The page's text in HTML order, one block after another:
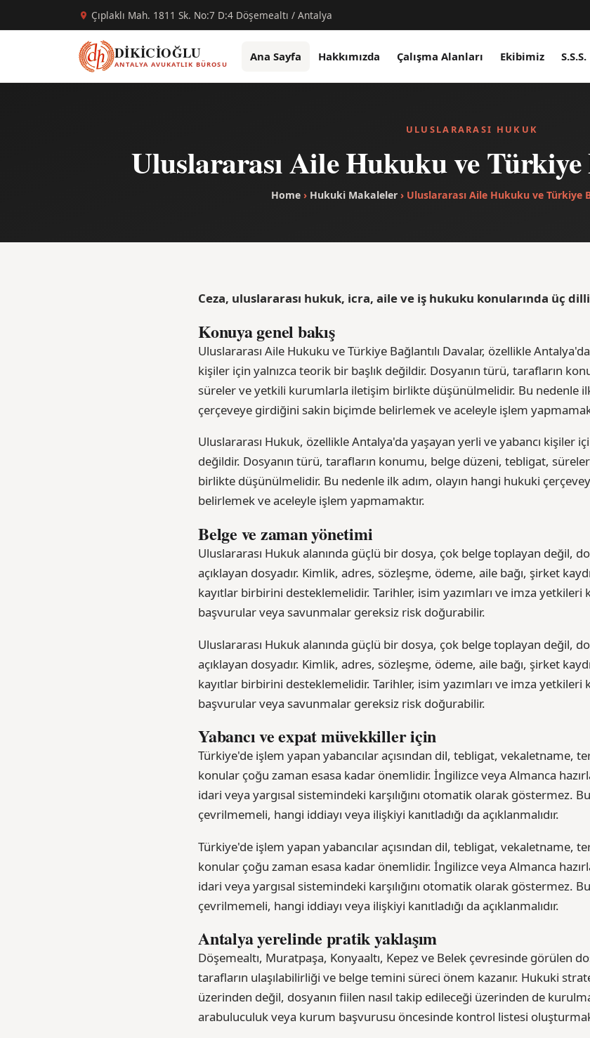
Çıplaklı Mah. 1811 Sk. No:7 D:4 Döşemealtı / Antalya
DİKİCİOĞLU
ANTALYA AVUKATLIK BÜROSU
Ana Sayfa Hakkımızda Çalışma Alanları Ekibimiz S.S.S.
ULUSLARARASI HUKUK
Uluslararası Aile Hukuku ve Türkiye
Home› Hukuki Makaleler› Uluslararası Aile Hukuku ve Türkiye
Ceza, uluslararası hukuk, icra, aile ve iş hukuku konularında üç
Konuya genel bakış
Uluslararası Aile Hukuku ve Türkiye Bağlantılı Davalar, özellikle
kişiler için yalnızca teorik bir başlık değildir. Dosyanın türü, tarafların
süreler ve yetkili kurumlarla iletişim birlikte düşünülmelidir. Bu nedenle
çerçeveye girdiğini sakin biçimde belirlemek ve aceleyle işlem
Uluslararası Hukuk, özellikle Antalya'da yaşayan yerli ve yabancı kişiler
değildir. Dosyanın türü, tarafların konumu, belge düzeni, tebligat,
birlikte düşünülmelidir. Bu nedenle ilk adım, olayın hangi hukuki
belirlemek ve aceleyle işlem yapmamaktır.
Belge ve zaman yönetimi
Uluslararası Hukuk alanında güçlü bir dosya, çok belge toplayan değil,
açıklayan dosyadır. Kimlik, adres, sözleşme, ödeme, aile bağı, şirket
kayıtlar birbirini desteklemelidir. Tarihler, isim yazımları ve imza yetkileri
başvurular veya savunmalar gereksiz risk doğurabilir.
Uluslararası Hukuk alanında güçlü bir dosya, çok belge toplayan değil,
açıklayan dosyadır. Kimlik, adres, sözleşme, ödeme, aile bağı, şirket
kayıtlar birbirini desteklemelidir. Tarihler, isim yazımları ve imza yetkileri
başvurular veya savunmalar gereksiz risk doğurabilir.
Yabancı ve expat müvekkiller için
Türkiye'de işlem yapan yabancılar açısından dil, tebligat, vekaletname,
konular çoğu zaman esasa kadar önemlidir. İngilizce veya Almanca
idari veya yargısal sistemindeki karşılığını otomatik olarak göstermez.
çevrilmemeli, hangi iddiayı veya ilişkiyi kanıtladığı da açıklanmalıdır.
Türkiye'de işlem yapan yabancılar açısından dil, tebligat, vekaletname,
konular çoğu zaman esasa kadar önemlidir. İngilizce veya Almanca
idari veya yargısal sistemindeki karşılığını otomatik olarak göstermez.
çevrilmemeli, hangi iddiayı veya ilişkiyi kanıtladığı da açıklanmalıdır.
Antalya yerelinde pratik yaklaşım
Döşemealtı, Muratpaşa, Konyaaltı, Kepez ve Belek çevresinde görülen
tarafların ulaşılabilirliği ve belge temini süreci önem kazanır. Hukuki
üzerinden değil, dosyanın fiilen nasıl takip edileceği üzerinden de
arabuluculuk veya kurum başvurusu öncesinde kontrol listesi